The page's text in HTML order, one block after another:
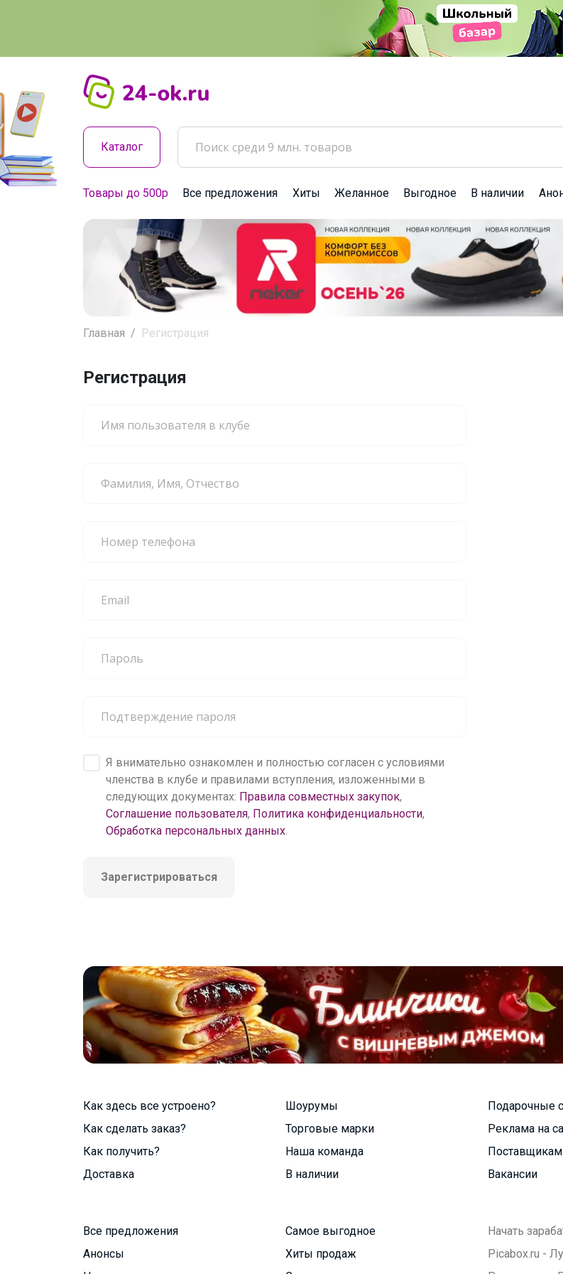
Каталог
Товары до 500р Все предложения Хиты Желанное Выгодное В наличии
Главная Регистрация
Регистрация
Я внимательно ознакомлен и полностью согласен с условиями
членства в клубе и правилами вступления, изложенными в
следующих документах: Правила совместных закупок,
Соглашение пользователя, Политика конфиденциальности,
Обработка персональных данных.
Зарегистрироваться
пользователей
Как здесь все устроено?
Как сделать заказ?
Как получить?
Доставка
Шоурумы
Торговые марки
Наша команда
В наличии
Подарочные
Реклама на
Поставщикам
Вакансии
Все предложения
Анонсы
Самое выгодное
Хиты продаж
Начать
Picabox.ru -